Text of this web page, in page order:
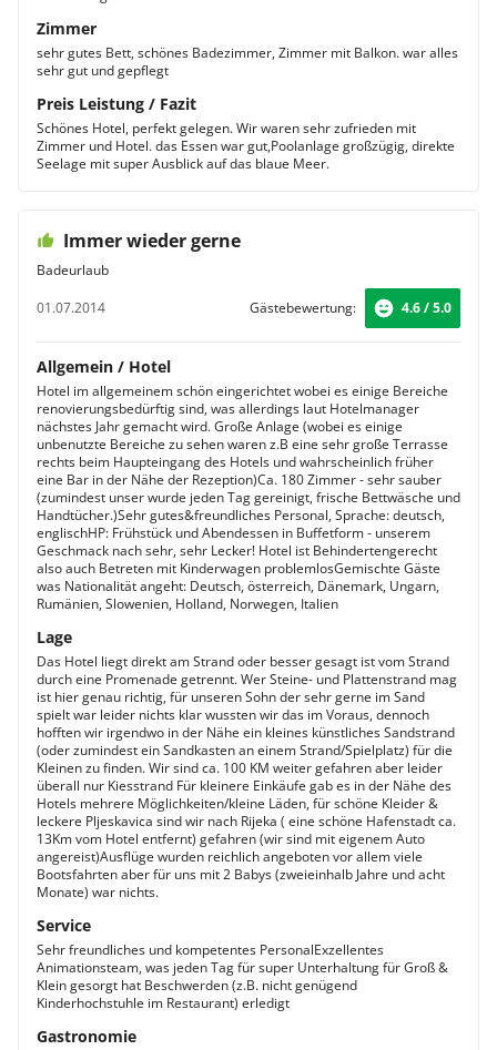
Zimmer
sehr gutes Bett, schönes Badezimmer, Zimmer mit Balkon. war alles
sehr gut und gepflegt
Preis Leistung / Fazit
Schönes Hotel, perfekt gelegen. Wir waren sehr zufrieden mit
Zimmer und Hotel. das Essen war gut,Poolanlage großzügig, direkte
Seelage mit super Ausblick auf das blaue Meer.
Immer wieder gerne
Badeurlaub
01.07.2014
Gästebewertung: 4.6 / 5.0
Allgemein / Hotel
Hotel im allgemeinem schön eingerichtet wobei es einige Bereiche
renovierungsbedürftig sind, was allerdings laut Hotelmanager
nächstes Jahr gemacht wird. Große Anlage (wobei es einige
unbenutzte Bereiche zu sehen waren z.B eine sehr große Terrasse
rechts beim Haupteingang des Hotels und wahrscheinlich früher
eine Bar in der Nähe der Rezeption)Ca. 180 Zimmer - sehr sauber
(zumindest unser wurde jeden Tag gereinigt, frische Bettwäsche und
Handtücher.)Sehr gutes&freundliches Personal, Sprache: deutsch,
englischHP: Frühstück und Abendessen in Buffetform - unserem
Geschmack nach sehr, sehr Lecker! Hotel ist Behindertengerecht
also auch Betreten mit Kinderwagen problemlosGemischte Gäste
was Nationalität angeht: Deutsch, österreich, Dänemark, Ungarn,
Rumänien, Slowenien, Holland, Norwegen, Italien
Lage
Das Hotel liegt direkt am Strand oder besser gesagt ist vom Strand
durch eine Promenade getrennt. Wer Steine- und Plattenstrand mag
ist hier genau richtig, für unseren Sohn der sehr gerne im Sand
spielt war leider nichts klar wussten wir das im Voraus, dennoch
hofften wir irgendwo in der Nähe ein kleines künstliches Sandstrand
(oder zumindest ein Sandkasten an einem Strand/Spielplatz) für die
Kleinen zu finden. Wir sind ca. 100 KM weiter gefahren aber leider
überall nur Kiesstrand Für kleinere Einkäufe gab es in der Nähe des
Hotels mehrere Möglichkeiten/kleine Läden, für schöne Kleider &
leckere Pljeskavica sind wir nach Rijeka ( eine schöne Hafenstadt ca.
13Km vom Hotel entfernt) gefahren (wir sind mit eigenem Auto
angereist)Ausflüge wurden reichlich angeboten vor allem viele
Bootsfahrten aber für uns mit 2 Babys (zweieinhalb Jahre und acht
Monate) war nichts.
Service
Sehr freundliches und kompetentes PersonalExzellentes
Animationsteam, was jeden Tag für super Unterhaltung für Groß &
Klein gesorgt hat Beschwerden (z.B. nicht genügend
Kinderhochstuhle im Restaurant) erledigt
Gastronomie